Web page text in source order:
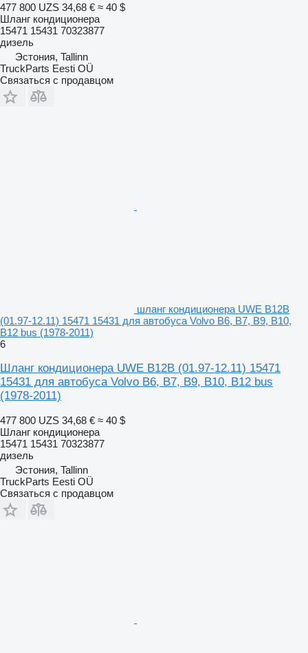
477 800 UZS 34,68 € ≈ 40 $
Шланг кондиционера
15471 15431 70323877
дизель
Эстония, Tallinn
TruckParts Eesti OÜ
Связаться с продавцом
шланг кондиционера UWE B12B
(01.97-12.11) 15471 15431 для автобуса Volvo B6, B7, B9, B10,
B12 bus (1978-2011)
6
Шланг кондиционера UWE B12B (01.97-12.11) 15471
15431 для автобуса Volvo B6, B7, B9, B10, B12 bus
(1978-2011)
477 800 UZS 34,68 € ≈ 40 $
Шланг кондиционера
15471 15431 70323877
дизель
Эстония, Tallinn
TruckParts Eesti OÜ
Связаться с продавцом